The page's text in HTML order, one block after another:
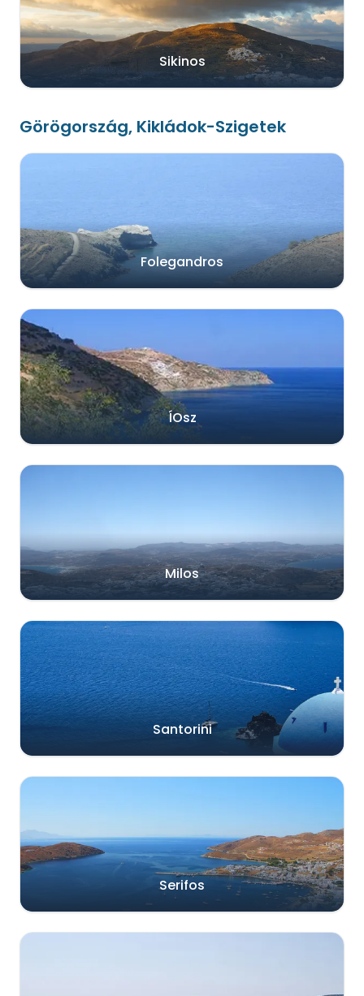
Sikinos
Görögország, Kikládok-Szigetek
Folegandros
ÍOsz
Milos
Santorini
Serifos